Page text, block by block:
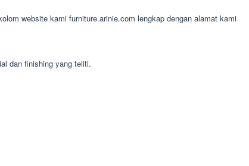
website kami furniture.arinie.com lengkap dengan alamat kami
dan finishing yang teliti.